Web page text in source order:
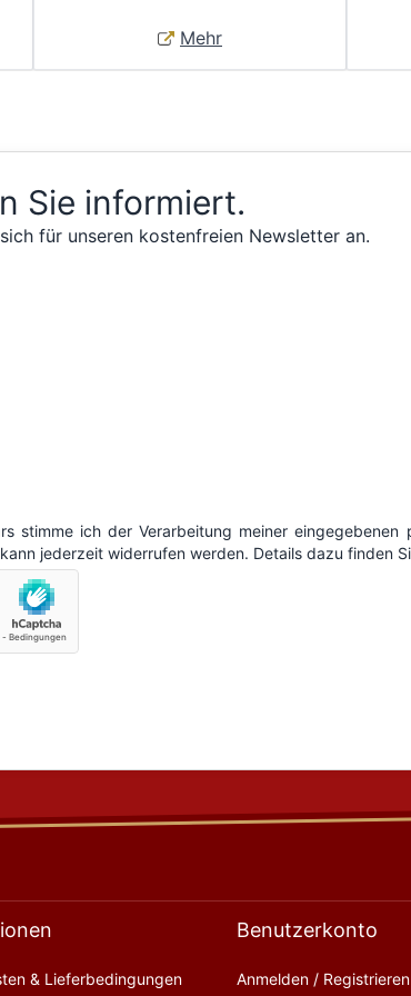
Mehr
Sie informiert.
für unseren kostenfreien Newsletter an.
& Lieferbedingungen
Benutzerkonto
Anmelden / Registrieren